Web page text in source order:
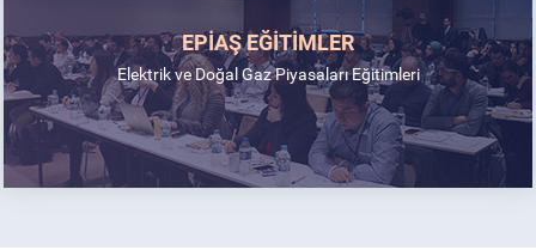
EPİAŞ EĞİTİMLER
Elektrik ve Doğal Gaz Piyasaları Eğitimleri